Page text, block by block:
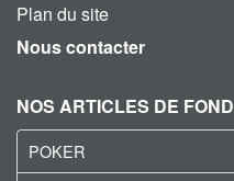
Plan du site
Nous contacter
NOS ARTICLES DE FOND
POKER